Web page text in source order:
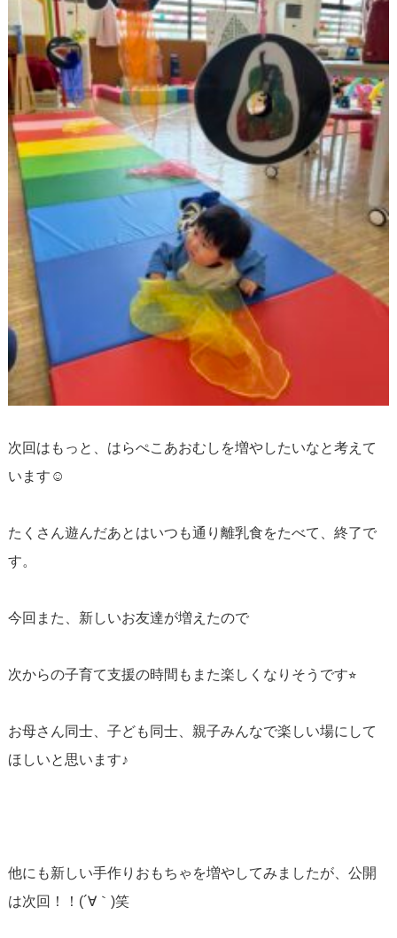
次回はもっと、はらぺこあおむしを増やしたいなと考えて
います☺️
たくさん遊んだあとはいつも通り離乳食をたべて、 終了で
す。
今回また、新しいお友達が増えたので
次からの子育て支援の時間もまた楽しくなりそうです⭐︎
お母さん同士、子ども同士、親子みんなで楽しい場にして
ほしいと思います♪
他にも新しい手作りおもちゃを増やしてみましたが、公開
は次回！！(´∀｀)笑